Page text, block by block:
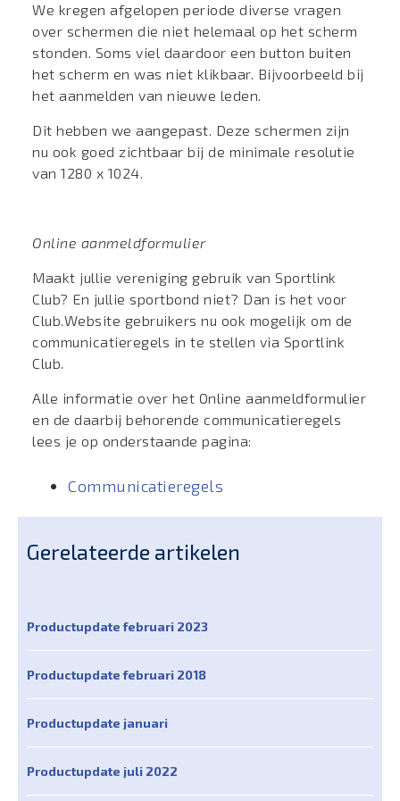
We kregen afgelopen periode diverse vragen
over schermen die niet helemaal op het scherm
stonden. Soms viel daardoor een button buiten
het scherm en was niet klikbaar. Bijvoorbeeld bij
het aanmelden van nieuwe leden.
Dit hebben we aangepast. Deze schermen zijn
nu ook goed zichtbaar bij de minimale resolutie
van 1280 x 1024.
Online aanmeldformulier
Maakt jullie vereniging gebruik van Sportlink
Club? En jullie sportbond niet? Dan is het voor
Club.Website gebruikers nu ook mogelijk om de
communicatieregels in te stellen via Sportlink
Club.
Alle informatie over het Online aanmeldformulier
en de daarbij behorende communicatieregels
lees je op onderstaande pagina:
Communicatieregels
Gerelateerde artikelen
Productupdate februari 2023
Productupdate februari 2018
Productupdate januari
Productupdate juli 2022